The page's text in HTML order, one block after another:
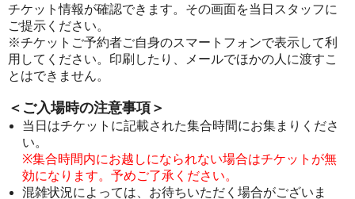
チケット情報が確認できます。その画面を当日スタッフに
ご提示ください。
※チケットご予約者ご自身のスマートフォンで表示して利
用してください。印刷したり、メールでほかの人に渡すこ
とはできません。
＜ご入場時の注意事項＞
当日はチケットに記載された集合時間にお集まりくださ
い。
※集合時間内にお越しになられない場合はチケットが無
効になります。予めご了承ください。
混雑状況によっては、お待ちいただく場合がございま